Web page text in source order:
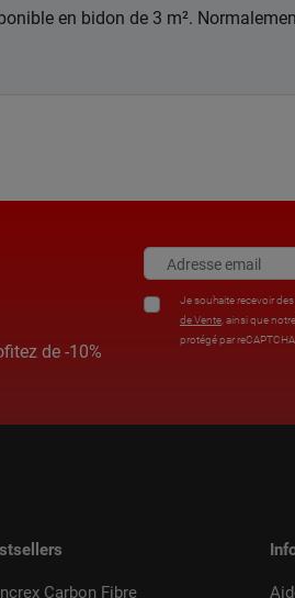
en bidon de 3 m².
de -10%
Je souhaite recevoir
de Vente, ainsi que notre
protégé par
Carbon Fibre